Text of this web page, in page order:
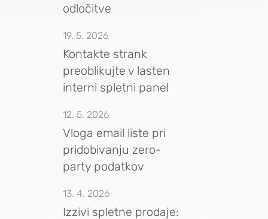
odločitve
19. 5. 2026
Kontakte strank
preoblikujte v lasten
interni spletni panel
12. 5. 2026
Vloga email liste pri
pridobivanju zero-
party podatkov
13. 4. 2026
Izzivi spletne prodaje: